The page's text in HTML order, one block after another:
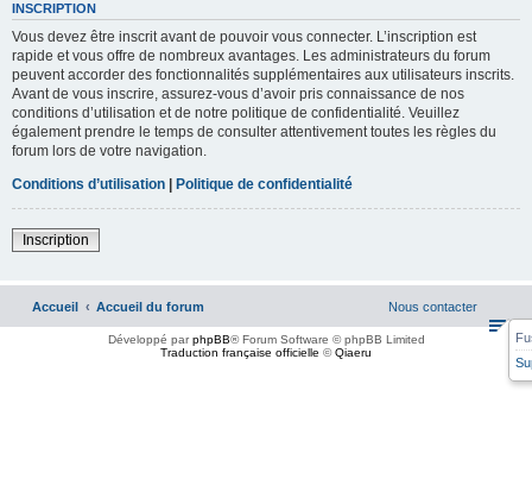
INSCRIPTION
Vous devez être inscrit avant de pouvoir vous connecter. L’inscription est
rapide et vous offre de nombreux avantages. Les administrateurs du forum
peuvent accorder des fonctionnalités supplémentaires aux utilisateurs inscrits.
Avant de vous inscrire, assurez-vous d’avoir pris connaissance de nos
conditions d’utilisation et de notre politique de confidentialité. Veuillez
également prendre le temps de consulter attentivement toutes les règles du
forum lors de votre navigation.
Conditions d’utilisation | Politique de confidentialité
Inscription
Accueil Accueil du forum Nous contacter
Développé parphpBB® Forum Software © phpBB Limited
Traduction française officielle ©Qiaeru